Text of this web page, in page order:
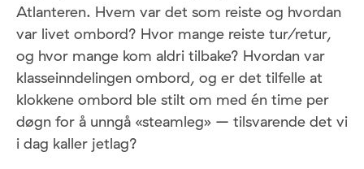
Atlanteren. Hvem var det som reiste og hvordan
var livet ombord? Hvor mange reiste tur/retur,
og hvor mange kom aldri tilbake? Hvordan var
klasseinndelingen ombord, og er det tilfelle at
klokkene ombord ble stilt om med én time per
døgn for å unngå «steamleg» – tilsvarende det vi
i dag kaller jetlag?